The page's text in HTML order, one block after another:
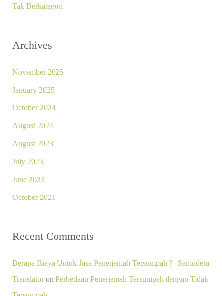
Tak Berkategori
Archives
November 2025
January 2025
October 2024
August 2024
August 2023
July 2023
June 2023
October 2021
Recent Comments
Berapa Biaya Untuk Jasa Penerjemah Tersumpah ? | Samudera
Translatoron Perbedaan Penerjemah Tersumpah dengan Tidak